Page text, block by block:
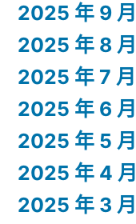
2025 年 9 月
2025 年 8 月
2025 年 7 月
2025 年 6 月
2025 年 5 月
2025 年 4 月
2025 年 3 月